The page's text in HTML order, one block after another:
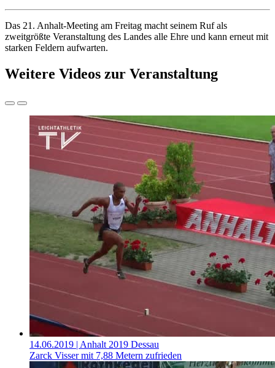
Das 21. Anhalt-Meeting am Freitag macht seinem Ruf als
zweitgrößte Veranstaltung des Landes alle Ehre und kann erneut mit
starken Feldern aufwarten.
Weitere Videos zur Veranstaltung
14.06.2019 | Anhalt 2019 Dessau
Zarck Visser mit 7,88 Metern zufrieden